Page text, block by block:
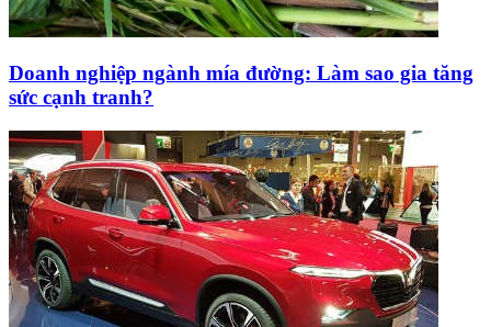
Doanh nghiệp ngành mía đường: Làm sao gia tăng
sức cạnh tranh?